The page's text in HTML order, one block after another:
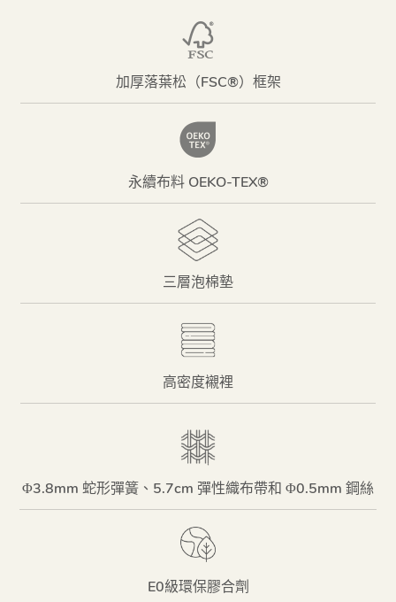
加厚落葉松（FSC®）框架
永續布料 OEKO-TEX®
三層泡棉墊
高密度襯裡
Φ3.8mm 蛇形彈簧、5.7cm 彈性織布帶和 Φ0.5mm 鋼絲
E0級環保膠合劑